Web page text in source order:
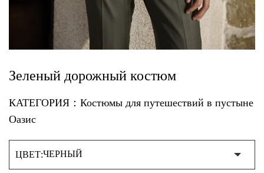
Зеленый дорожный костюм
КАТЕГОРИЯ：Костюмы для путешествий в пустыне
Оазис
ЦВЕТ: